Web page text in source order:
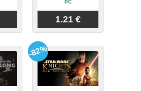
PC
1.21 €
-82%